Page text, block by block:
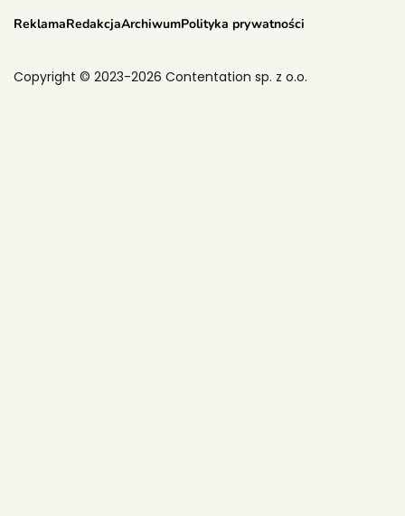
ReklamaRedakcjaArchiwumPolityka prywatności
Copyright © 2023-2026 Contentation sp. z o.o.